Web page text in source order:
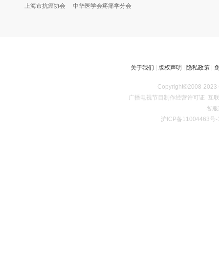
上海市抗癌协会
中华医学会疼痛学分会
关于我们 | 版权声明 | 隐私政策|
Copyright©2008-2023
广播电视节目制作经营许可证 互
客
沪ICP备11004463号-